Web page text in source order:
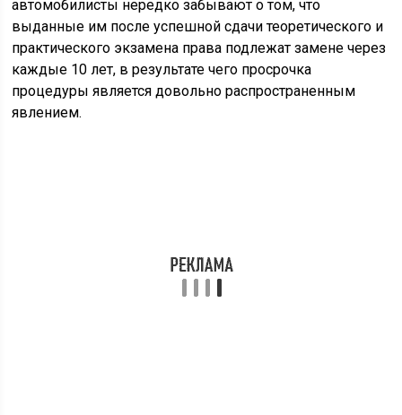
автомобилисты нередко забывают о том, что
выданные им после успешной сдачи теоретического и
практического экзамена права подлежат замене через
каждые 10 лет, в результате чего просрочка
процедуры является довольно распространенным
явлением.